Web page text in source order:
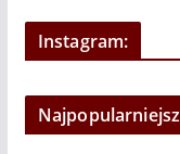
Instagram: